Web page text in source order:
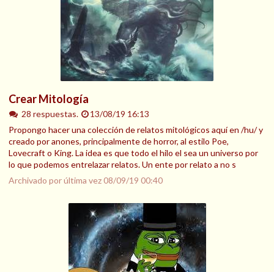
Crear Mitología
28 respuestas.
13/08/19 16:13
Propongo hacer una colección de relatos mitológicos aquí en /hu/ y
creado por anones, principalmente de horror, al estilo Poe,
Lovecraft o King. La idea es que todo el hilo el sea un universo por
lo que podemos entrelazar relatos. Un ente por relato a no s
Archivado por última vez08/09/19 00:40